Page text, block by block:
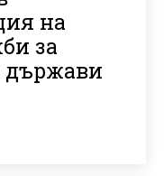
на
за
държави